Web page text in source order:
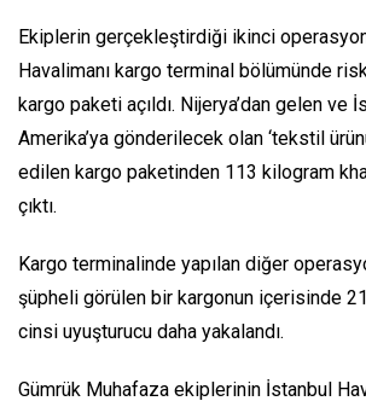
Ekiplerin gerçekleştirdiği ikinci
Havalimanı kargo terminal bölümünde
kargo paketi açıldı. Nijerya’dan gelen ve
Amerika’ya gönderilecek olan ‘tekstil
edilen kargo paketinden 113 kilogram
çıktı.
Kargo terminalinde yapılan diğer
şüpheli görülen bir kargonun içerisinde
cinsi uyuşturucu daha yakalandı.
Gümrük Muhafaza ekiplerinin İstanbul